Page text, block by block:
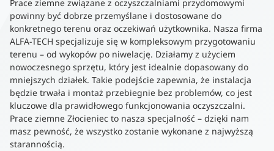
Prace ziemne związane z oczyszczalniami przydomowymi
powinny być dobrze przemyślane i dostosowane do
konkretnego terenu oraz oczekiwań użytkownika. Nasza firma
ALFA-TECH specjalizuje się w kompleksowym przygotowaniu
terenu – od wykopów po niwelację. Działamy z użyciem
nowoczesnego sprzętu, który jest idealnie dopasowany do
mniejszych działek. Takie podejście zapewnia, że instalacja
będzie trwała i montaż przebiegnie bez problemów, co jest
kluczowe dla prawidłowego funkcjonowania oczyszczalni.
Prace ziemne Złocieniec to nasza specjalność – dzięki nam
masz pewność, że wszystko zostanie wykonane z najwyższą
starannością.